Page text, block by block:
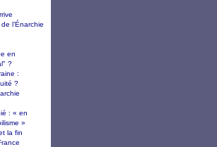
l’Énarchie
en
?
:
?
: « en
»
la fin